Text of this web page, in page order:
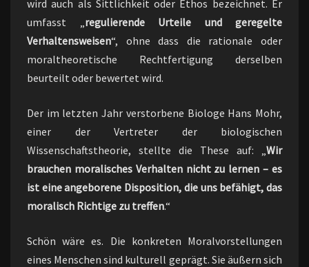
wird auch als Sittlichkeit oder Ethos bezeichnet. Er
umfasst „ regulierende Urteile und geregelte
Verhaltensweisen“, ohne dass die rationale oder
moraltheoretische Rechtfertigung derselben
beurteilt oder bewertet wird.
Der im letzten Jahr verstorbene Biologe Hans Mohr,
einer der Vertreter der biologischen
Wissenschaftstheorie, stellte die These auf: „ Wir
brauchen moralisches Verhalten nicht zu lernen – es
ist eine angeborene Disposition, die uns befähigt, das
moralisch Richtige zu treffen.“
Schön wäre es. Die konkreten Moralvorstellungen
eines Menschen sind kulturell geprägt. Sie äußern sich